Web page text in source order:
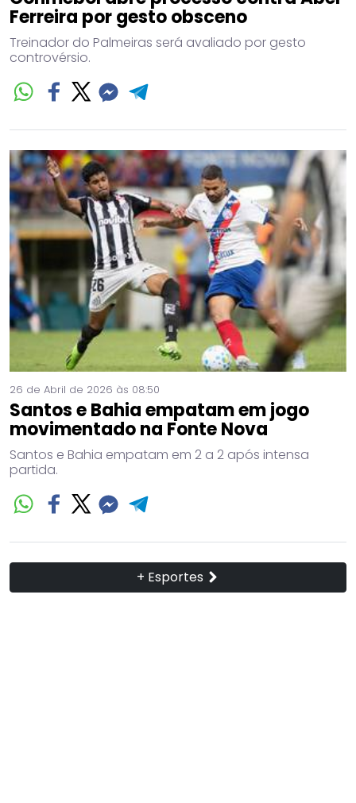
Ferreira por gesto obsceno
Treinador do Palmeiras será avaliado por gesto
controvérsio.
26 de Abril de 2026 às 08:50
Santos e Bahia empatam em jogo
movimentado na Fonte Nova
Santos e Bahia empatam em 2 a 2 após intensa
partida.
+ Esportes